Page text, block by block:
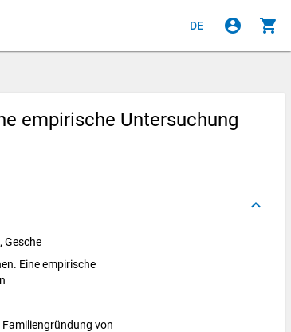
DE account_circle shopping_cart
empirische Untersuchung
keyboard_arrow_up
Gesche
Eine empirische
Familiengründung von